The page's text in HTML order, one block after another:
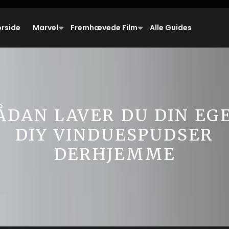
Marvel Fremhævede Film Alle Guides
LAVER DU DIN
DIY VINDUESPUDSER
DERHJEMME